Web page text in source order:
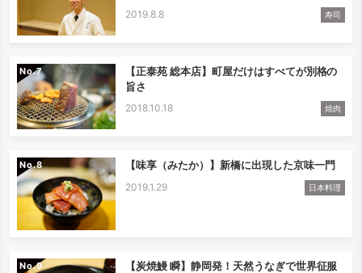
2019.8.8 寿司
No.
【正泰苑 総本店】町屋だけはすべてが別格の
旨さ
2018.10.18 焼肉
No. 【味享（みたか）】新橋に出現した京味一門
2019.1.29 日本料理
No.
【炭焼鰻 瞬】静岡発！天然うなぎで世界征服